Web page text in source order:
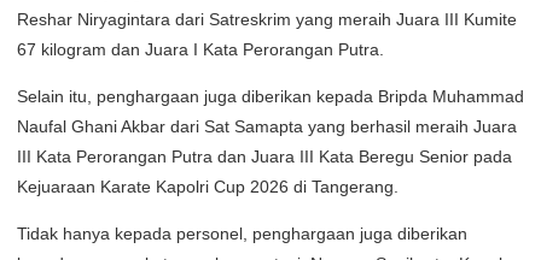
Reshar Niryagintara dari Satreskrim yang meraih Juara III Kumite
67 kilogram dan Juara I Kata Perorangan Putra.
Selain itu, penghargaan juga diberikan kepada Bripda Muhammad
Naufal Ghani Akbar dari Sat Samapta yang berhasil meraih Juara
III Kata Perorangan Putra dan Juara III Kata Beregu Senior pada
Kejuaraan Karate Kapolri Cup 2026 di Tangerang.
Tidak hanya kepada personel, penghargaan juga diberikan